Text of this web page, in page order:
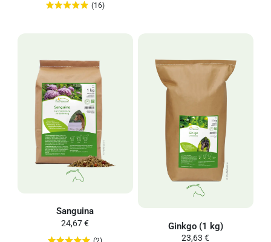
(16)
Sanguina
24,67 € Ginkgo (1 kg)
23,63 €